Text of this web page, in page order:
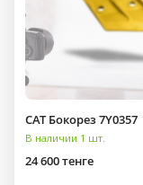
CAT Бокорез 7Y0357
В наличии 1 шт.
24 600 тенге